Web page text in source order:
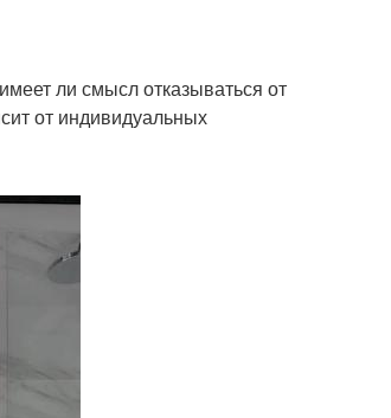
ли смысл отказываться от
от индивидуальных